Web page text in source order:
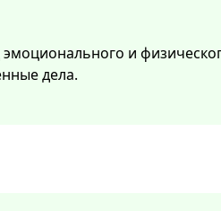
и
дела.